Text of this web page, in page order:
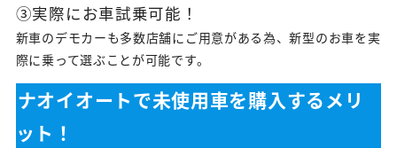
③実際にお車試乗可能！
新車のデモカーも多数店舗にご用意がある為、新型のお車を実
際に乗って選ぶことが可能です。
ナオイオートで未使用車を購入するメリ
ット！